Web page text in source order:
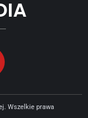
Wszelkie prawa